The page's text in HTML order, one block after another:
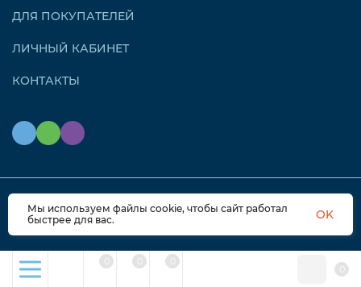
ДЛЯ ПОКУПАТЕЛЕЙ
ЛИЧНЫЙ КАБИНЕТ
КОНТАКТЫ
© 2026 OZONAIR.RU. Все права защищены
Мы используем файлы cookie, чтобы сайт работал
быстрее для вас.
OK